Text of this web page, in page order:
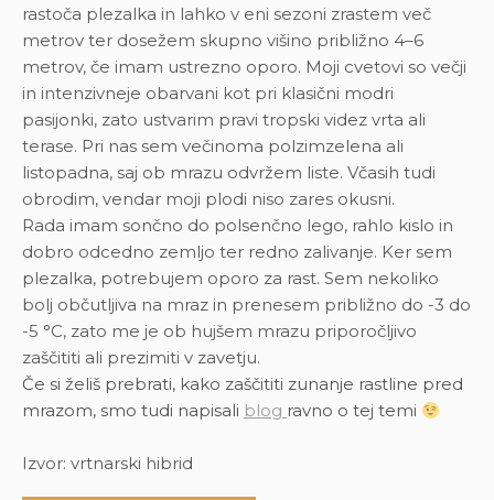
rastoča plezalka in lahko v eni sezoni zrastem več
metrov ter dosežem skupno višino približno 4–6
metrov, če imam ustrezno oporo. Moji cvetovi so večji
in intenzivneje obarvani kot pri klasični modri
pasijonki, zato ustvarim pravi tropski videz vrta ali
terase. Pri nas sem večinoma polzimzelena ali
listopadna, saj ob mrazu odvržem liste. Včasih tudi
obrodim, vendar moji plodi niso zares okusni.
Rada imam sončno do polsenčno lego, rahlo kislo in
dobro odcedno zemljo ter redno zalivanje. Ker sem
plezalka, potrebujem oporo za rast. Sem nekoliko
bolj občutljiva na mraz in prenesem približno do -3 do
-5 °C, zato me je ob hujšem mrazu priporočljivo
zaščititi ali prezimiti v zavetju.
Če si želiš prebrati, kako zaščititi zunanje rastline pred
mrazom, smo tudi napisali blog ravno o tej temi
Izvor: vrtnarski hibrid